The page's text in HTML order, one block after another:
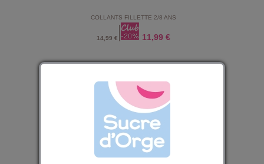
COLLANTS FILLETTE 2/8 ANS
14,99 € 11,99 €